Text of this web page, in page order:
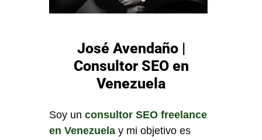
José Avendaño |
Consultor SEO en
Venezuela
Soy un consultor SEO freelance
en Venezuela y mi objetivo es